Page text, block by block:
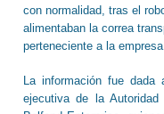
con normalidad, tras el
alimentaban la correa
perteneciente a la
La información fue
ejecutiva de la